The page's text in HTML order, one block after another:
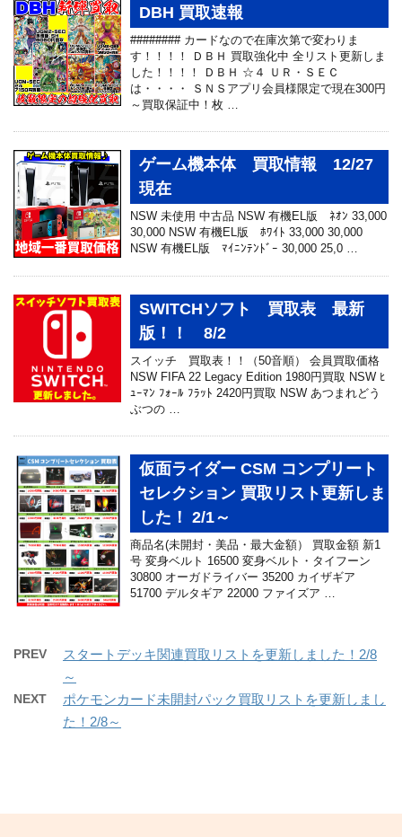
DBH 買取速報
######## カードなので在庫次第で変わりま
す！！！！ ＤＢＨ 買取強化中 全リスト更新しま
した！！！！ ＤＢＨ ☆４ ＵＲ・ＳＥＣ
は・・・・ ＳＮＳアプリ会員様限定で現在300円
～買取保証中！枚 …
ゲーム機本体 買取情報 12/27
現在
NSW 未使用 中古品 NSW 有機EL版 ﾈｵﾝ 33,000
30,000 NSW 有機EL版 ﾎﾜｲﾄ 33,000 30,000
NSW 有機EL版 ﾏｲﾆﾝﾃﾝﾄﾞｰ 30,000 25,0 …
SWITCHソフト 買取表 最新
版！！ 8/2
スイッチ 買取表！！（50音順） 会員買取価格
NSW FIFA 22 Legacy Edition 1980円買取 NSW ﾋ
ｭｰﾏﾝ ﾌｫｰﾙ ﾌﾗｯﾄ 2420円買取 NSW あつまれどう
ぶつの …
仮面ライダー CSM コンプリート
セレクション 買取リスト更新しま
した！ 2/1～
商品名(未開封・美品・最大金額） 買取金額 新1
号 変身ベルト 16500 変身ベルト・タイフーン
30800 オーガドライバー 35200 カイザギア
51700 デルタギア 22000 ファイズア …
PREV
スタートデッキ関連買取リストを更新しました！2/8
～
NEXT
ポケモンカード未開封パック買取リストを更新しまし
た！2/8～